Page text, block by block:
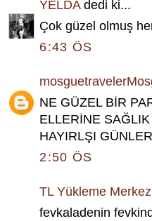
YELDAdedi ki...
Çok güzel olmuş
6:43 ÖS
NE GÜZEL BİR
ELLERİNE SAĞLIK
HAYIRLŞI
2:50 ÖS
TL Yükleme
fevkaladenin